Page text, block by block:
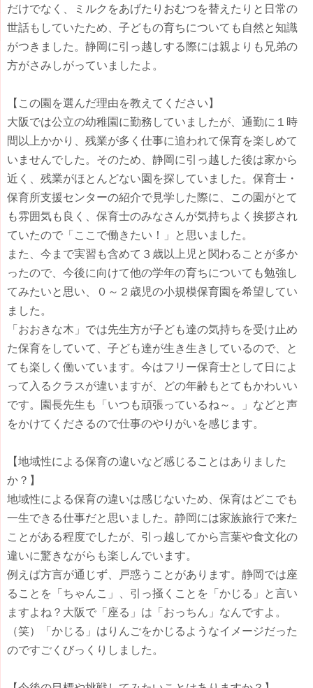
だけでなく、ミルクをあげたりおむつを替えたりと日常の
世話もしていたため、子どもの育ちについても自然と知識
がつきました。静岡に引っ越しする際には親よりも兄弟の
方がさみしがっていましたよ。
【この園を選んだ理由を教えてください】
大阪では公立の幼稚園に勤務していましたが、通勤に１時
間以上かかり、残業が多く仕事に追われて保育を楽しめて
いませんでした。そのため、静岡に引っ越した後は家から
近く、残業がほとんどない園を探していました。保育士・
保育所支援センターの紹介で見学した際に、この園がとて
も雰囲気も良く、保育士のみなさんが気持ちよく挨拶され
ていたので「ここで働きたい！」と思いました。
また、今まで実習も含めて３歳以上児と関わることが多か
ったので、今後に向けて他の学年の育ちについても勉強し
てみたいと思い、０～２歳児の小規模保育園を希望してい
ました。
「おおきな木」では先生方が子ども達の気持ちを受け止め
た保育をしていて、子ども達が生き生きしているので、と
ても楽しく働いています。今はフリー保育士として日によ
って入るクラスが違いますが、どの年齢もとてもかわいい
です。園長先生も「いつも頑張っているね～。」などと声
をかけてくださるので仕事のやりがいを感じます。
【地域性による保育の違いなど感じることはありました
か？】
地域性による保育の違いは感じないため、保育はどこでも
一生できる仕事だと思いました。静岡には家族旅行で来た
ことがある程度でしたが、引っ越してから言葉や食文化の
違いに驚きながらも楽しんでいます。
例えば方言が通じず、戸惑うことがあります。静岡では座
ることを「ちゃんこ」、引っ掻くことを「かじる」と言い
ますよね？大阪で「座る」は「おっちん」なんですよ。
（笑）「かじる」はりんごをかじるようなイメージだった
のですごくびっくりしました。